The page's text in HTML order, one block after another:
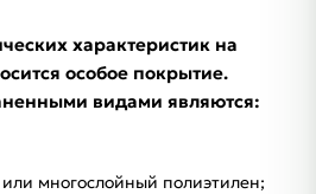
характеристик на
особое покрытие.
видами являются:
многослойный полиэтилен;